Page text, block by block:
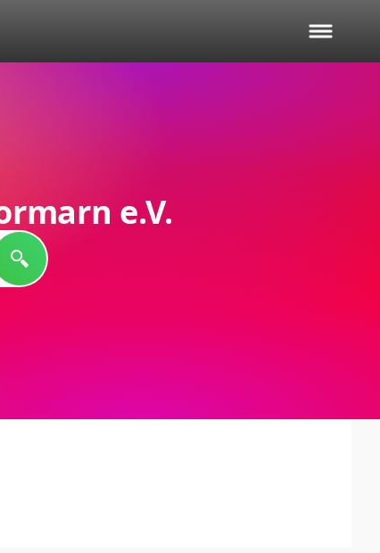
e.V.